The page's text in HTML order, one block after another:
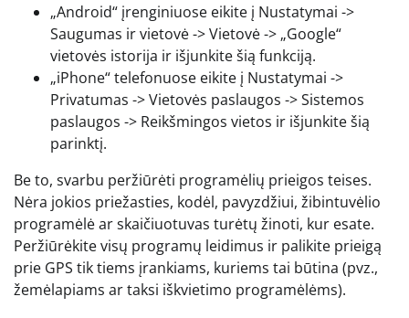
„Android“ įrenginiuose eikite į Nustatymai ->
Saugumas ir vietovė -> Vietovė -> „Google“
vietovės istorija ir išjunkite šią funkciją.
„iPhone“ telefonuose eikite į Nustatymai ->
Privatumas -> Vietovės paslaugos -> Sistemos
paslaugos -> Reikšmingos vietos ir išjunkite šią
parinktį.
Be to, svarbu peržiūrėti programėlių prieigos teises.
Nėra jokios priežasties, kodėl, pavyzdžiui, žibintuvėlio
programėlė ar skaičiuotuvas turėtų žinoti, kur esate.
Peržiūrėkite visų programų leidimus ir palikite prieigą
prie GPS tik tiems įrankiams, kuriems tai būtina (pvz.,
žemėlapiams ar taksi iškvietimo programėlėms).